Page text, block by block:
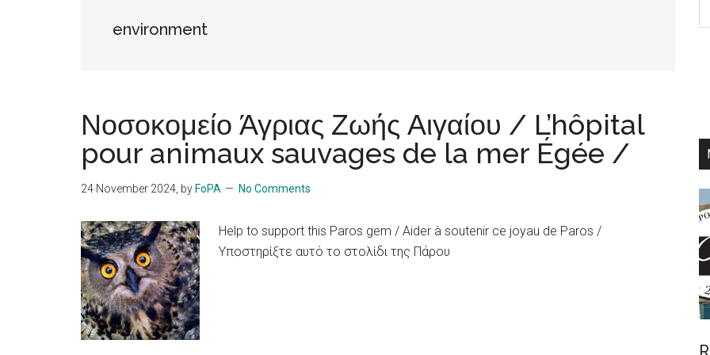
environment
Νοσοκομείο Άγριας Ζωής Αιγαίου / L’hôpital
pour animaux sauvages de la mer Égée /
24 November 2024 , by FoPA No Comments
Help to support this Paros gem / Aider à soutenir ce joyau de Paros /
Υποστηρίξτε αυτό το στολίδι της Πάρου